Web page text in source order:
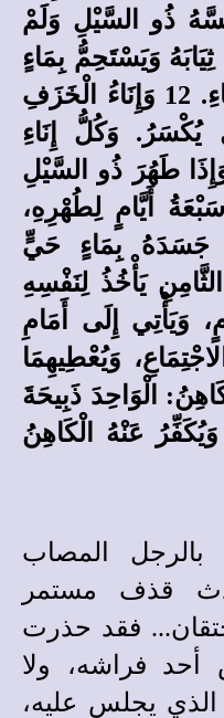
مَنْ مَسَّهُ ذُو السَّيْلِ وَلَمْ
وَيَسْتَحِمُّ بِمَاءٍ
وَيَكُونُ نَجِسًا إِلَى الْمَسَاءِ. 12 وَإِنَاءُ الْخَزَفِ
يُكْسَرُ. وَكُلُّ إِنَاءِ
يُغْسَلُ بِمَاءٍ. 13 وَإِذَا طَهُرَ ذُو السَّيْلِ
أَيَّامٍ لِطُهْرِهِ،
جَسَدَهُ بِمَاءٍ حَيٍّ
الثَّامِنِ يَأْخُذُ لِنَفْسِهِ
وَيَأْتِي إِلَى أَمَامِ
وَيُعْطِيهِمَا
الْكَاهِنُ: الْوَاحِدَ ذَبِيحَةَ
عَنْهُ الْكَاهِنُ
بالرجل المصاب
قذف مستمر
فقد حذرت
أحد فراشه، ولا
يجلس عليه،